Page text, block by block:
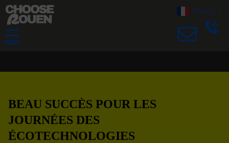
☰
French
BEAU SUCCÈS POUR LES
JOURNÉES DES
ÉCOTECHNOLOGIES